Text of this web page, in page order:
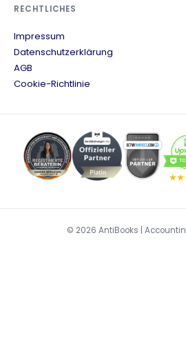
RECHTLICHES
Impressum
Datenschutzerklärung
AGB
Cookie-Richtlinie
© 2026 AntiBooks |